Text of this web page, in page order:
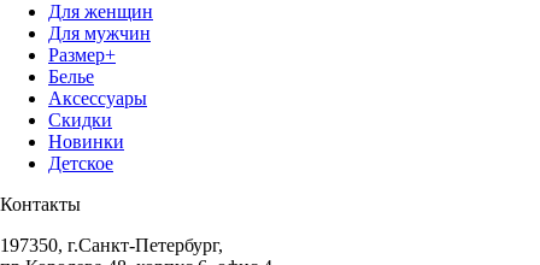
Для женщин
Для мужчин
Размер+
Белье
Аксессуары
Скидки
Новинки
Детское
Контакты
197350, г.Санкт-Петербург,